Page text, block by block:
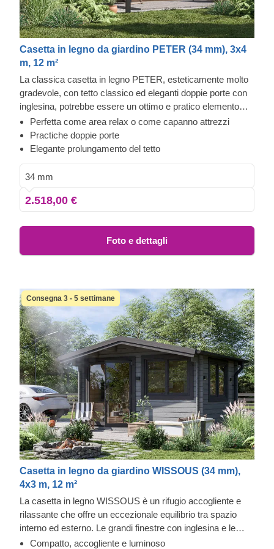
Casetta in legno da giardino PETER (34 mm), 3x4
m, 12 m²
La classica casetta in legno PETER, esteticamente molto
gradevole, con tetto classico ed eleganti doppie porte con
inglesina, potrebbe essere un ottimo e pratico elemento
aggiuntivo nel tuo giardino! Questa struttura multifunzionale
può essere organizzata come area relax, capanno attrezzi
o una combinazione dei due! Un design compatto e
spazio sufficiente per organizzare un angolo relax o
un'area di deposito attrezzi.
Perfetta come area relax o come capanno attrezzi
Practiche doppie porte
Elegante prolungamento del tetto
34 mm
2.518,00 €
Foto e dettagli
Consegna 3 - 5 settimane
Casetta in legno da giardino WISSOUS (34 mm),
4x3 m, 12 m²
La casetta in legno WISSOUS è un rifugio accogliente e
rilassante che offre un eccezionale equilibrio tra spazio
interno ed esterno. Le grandi finestre con inglesina e le
doppie porte d'ingresso assicurano molta luce naturale
Compatto, accogliente e luminoso